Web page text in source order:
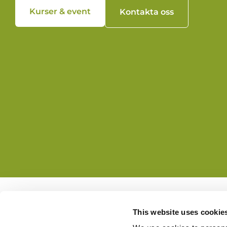
This website uses
Kurser & event Kontakta oss
Adress: